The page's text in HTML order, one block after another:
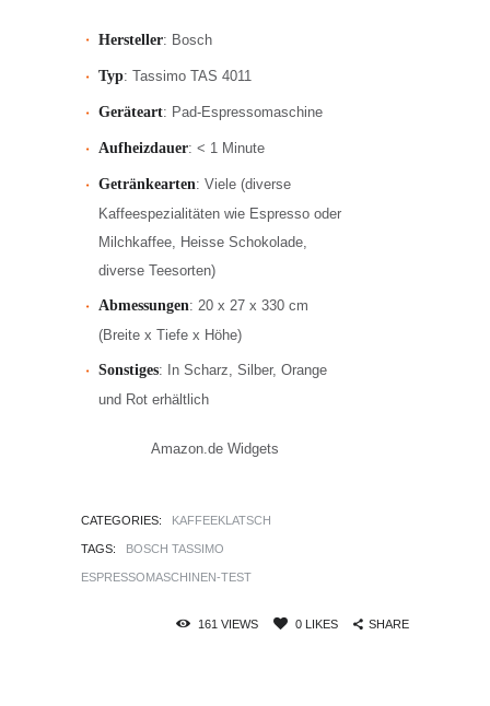
Hersteller: Bosch
Typ: Tassimo TAS 4011
Geräteart: Pad-Espressomaschine
Aufheizdauer: < 1 Minute
Getränkearten: Viele (diverse
Kaffeespezialitäten wie Espresso oder
Milchkaffee, Heisse Schokolade,
diverse Teesorten)
Abmessungen: 20 x 27 x 330 cm
(Breite x Tiefe x Höhe)
Sonstiges: In Scharz, Silber, Orange
und Rot erhältlich
Amazon.de Widgets
CATEGORIES: KAFFEEKLATSCH
TAGS: BOSCH TASSIMO
ESPRESSOMASCHINEN-TEST
161VIEWS 0LIKES SHARE